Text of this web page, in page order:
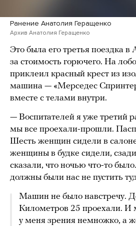
Ранение Анатолия Геращенко
Архив Анатолия Геращенко
Это была его третья поездка в
за стоимость горючего. На
приклеил красный крест из
машина — «Мерседес
вместе с телами внутри.
— Воспитателей я уже третий
мы все проехали-прошли.
Шесть женщин сидели в
женщины в будке сидели,
сказали, что ночью что-то
должны были нас не пустить
Машин не было навстречу.
Километров 25 проехали. И
у меня зрения немножко, а